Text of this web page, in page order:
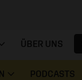
ÜBER UNS
PODCASTS